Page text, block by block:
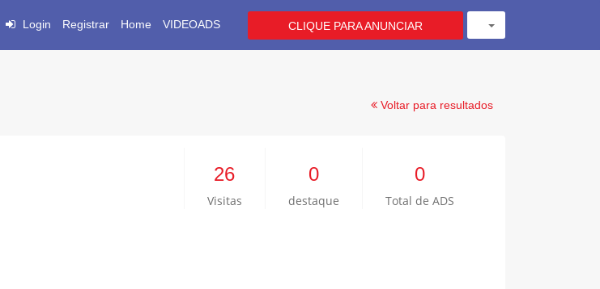
Login Registrar Home VIDEOADS CLIQUE PARA ANUNCIAR
Voltar para resultados
26
Visitas
0
destaque
0
Total de ADS